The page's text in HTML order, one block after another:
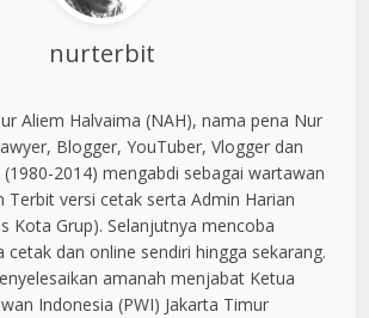
nurterbit
Aliem Halvaima (NAH), nama pena Nur
Blogger, YouTuber, Vlogger dan
2014) mengabdi sebagai wartawan
Terbit versi cetak serta Admin Harian
Kota Grup). Selanjutnya mencoba
cetak dan online sendiri hingga sekarang.
amanah menjabat Ketua
Indonesia (PWI) Jakarta Timur